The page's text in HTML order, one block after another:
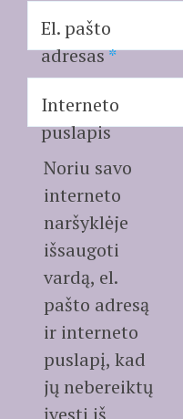
El. pašto
adresas*
Interneto
puslapis
Noriu savo
interneto
naršyklėje
išsaugoti
vardą, el.
pašto adresą
ir interneto
puslapį, kad
jų nebereiktų
įvesti iš